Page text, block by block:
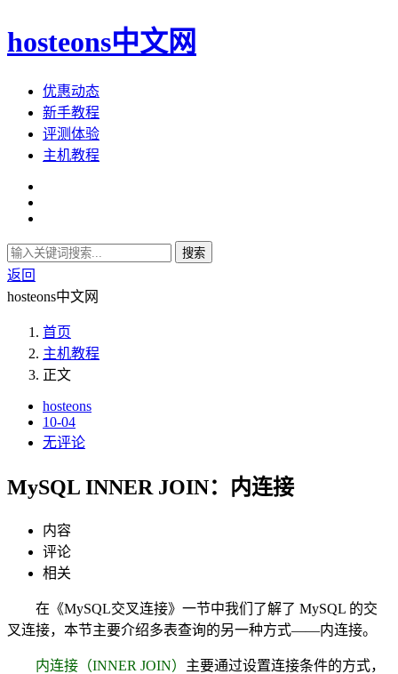
hosteons中文网
优惠动态
新手教程
评测体验
主机教程
搜索
返回
hosteons中文网
首页
主机教程
正文
hosteons
10-04
无评论
MySQL INNER JOIN：内连接
内容
评论
相关
在《MySQL交叉连接》一节中我们了解了 MySQL 的交
叉连接，本节主要介绍多表查询的另一种方式——内连接。
内连接（INNER JOIN） 主要通过设置连接条件的方式，